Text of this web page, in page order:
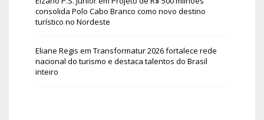
consolida Polo Cabo Branco como novo destino
turístico no Nordeste
Eliane Regis em Transformatur 2026 fortalece rede
nacional do turismo e destaca talentos do Brasil
inteiro